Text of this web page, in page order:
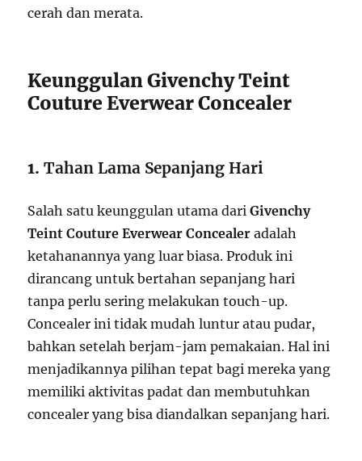
cerah dan merata.
Keunggulan Givenchy Teint
Couture Everwear Concealer
1.Tahan Lama Sepanjang Hari
Salah satu keunggulan utama dariGivenchy
Teint Couture Everwear Concealer adalah
ketahanannya yang luar biasa. Produk ini
dirancang untuk bertahan sepanjang hari
tanpa perlu sering melakukan touch-up.
Concealer ini tidak mudah luntur atau pudar,
bahkan setelah berjam-jam pemakaian. Hal ini
menjadikannya pilihan tepat bagi mereka yang
memiliki aktivitas padat dan membutuhkan
concealer yang bisa diandalkan sepanjang hari.